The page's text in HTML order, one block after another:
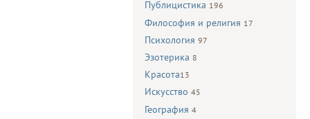
Публицистика 196
Философия и религия 17
Психология 97
Эзотерика 8
Красота13
Искусство 45
География 4